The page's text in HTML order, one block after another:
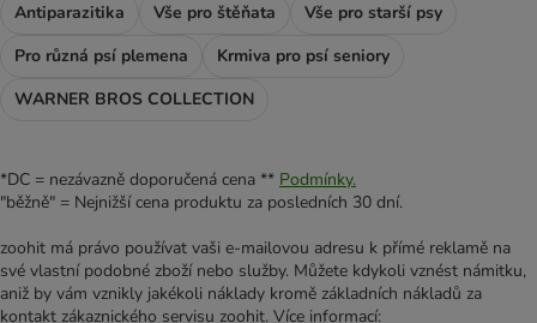
Antiparazitika
Vše pro štěňata
Vše pro starší psy
Pro různá psí plemena
Krmiva pro psí seniory
WARNER BROS COLLECTION
*DC = nezávazně doporučená cena ** Podmínky.
"běžně" = Nejnižší cena produktu za posledních 30 dní.
zoohit má právo používat vaši e-mailovou adresu k přímé reklamě na
své vlastní podobné zboží nebo služby. Můžete kdykoli vznést námitku,
aniž by vám vznikly jakékoli náklady kromě základních nákladů za
kontakt zákaznického servisu zoohit. Více informací: